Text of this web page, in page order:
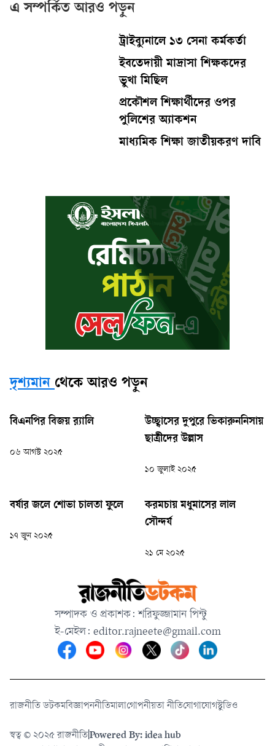
এ সম্পর্কিত আরও পড়ুন
ট্রাইব্যুনালে ১৩ সেনা কর্মকর্তা
ইবতেদায়ী মাদ্রাসা শিক্ষকদের
ভুখা মিছিল
প্রকৌশল শিক্ষার্থীদের ওপর
পুলিশের অ‍্যাকশন
মাধ্যমিক শিক্ষা জাতীয়করণ দাবি
দৃশ্যমান থেকে আরও পড়ুন
বিএনপির বিজয় র‍্যালি
০৬ আগস্ট ২০২৫
উচ্ছ্বাসের দুপুরে ভিকারুননিসায়
ছাত্রীদের উল্লাস
১০ জুলাই ২০২৫
বর্ষার জলে শোভা চালতা ফুলে
১৭ জুন ২০২৫
করমচায় মধুমাসের লাল
সৌন্দর্য
২১ মে ২০২৫
সম্পাদক ও প্রকাশক: শরিফুজ্জামান পিন্টু
ই-মেইল: editor.rajneete@gmail.com
রাজনীতি ডটকমবিজ্ঞাপননীতিমালাগোপনীয়তা নীতিযোগাযোগস্টুডিও
স্বত্ব © ২০২৫ রাজনীতিPowered By: idea hub